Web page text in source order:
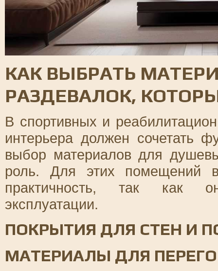
КАК ВЫБРАТЬ
РАЗДЕВАЛОК,
В спортивных и
интерьера должен сочетать
выбор материалов для
роль. Для этих помещений
практичность, так как
эксплуатации.
ПОКРЫТИЯ ДЛЯ СТЕН И
МАТЕРИАЛЫ ДЛЯ